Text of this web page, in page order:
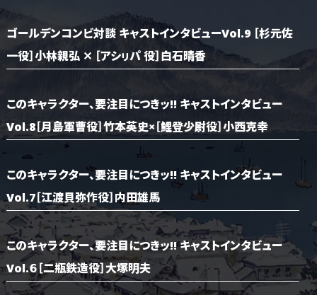
ゴールデンコンビ対談 キャストインタビューVol.9 ［杉元佐
一役］小林親弘 ✕ ［アシㇼパ 役］白石晴香
このキャラクター、要注目につきッ!! キャストインタビュー
Vol.8［月島軍曹役］竹本英史×［鯉登少尉役］小西克幸
このキャラクター、要注目につきッ!! キャストインタビュー
Vol.7［江渡貝弥作役］内田雄馬
このキャラクター、要注目につきッ!! キャストインタビュー
Vol.６［二瓶鉄造役］大塚明夫